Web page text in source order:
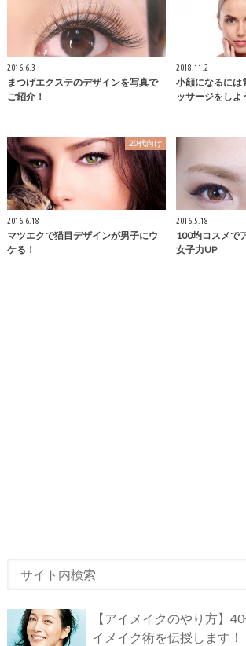
2016.6.3
まつげエクステのデザインを写真で
ご紹介！
2018.11.2
小顔になるには
ッサージをしよ
20代向け
2016.6.18
マツエクで猫目デザインが男子にウ
ケる！
2016.5.18
100均コスメで
女子力UP
【アイメイクのやり方】
イメイク術を伝授します！